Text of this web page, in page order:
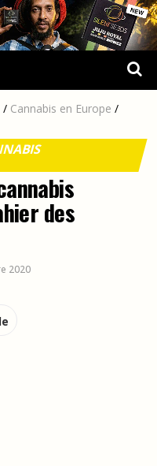
/ Cannabis en Europe /
des
2020